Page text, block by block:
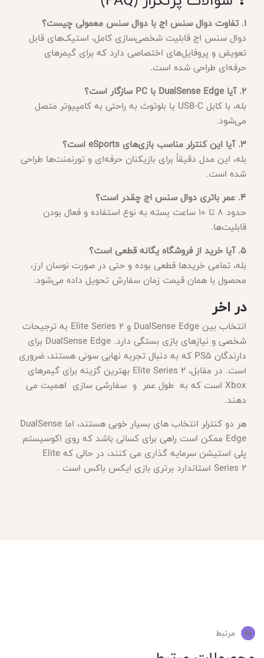
1. تفاوت دوال سنس اج با دوال سنس معمولی چیست؟
دوال سنس اج قابلیت شخصی‌سازی کامل، استیک‌های قابل
تعویض و پروفایل‌های اختصاصی دارد که برای گیمرهای
حرفه‌ای طراحی شده است.
2. آیا DualSense Edge با PC سازگار است؟
بله، با کابل USB-C یا بلوتوث به راحتی به کامپیوتر متصل
می‌شود.
3. آیا این کنترلر مناسب بازی‌های eSports است؟
بله، این مدل دقیقاً برای بازیکنان حرفه‌ای و تورنمنت‌ها طراحی
شده است.
4. عمر باتری دوال سنس اج چقدر است؟
حدود ۸ تا ۱۰ ساعت بسته به نوع استفاده و فعال بودن
قابلیت‌ها.
5. آیا خرید از فروشگاه یگانه قطعی است؟
بله، تمامی خریدها قطعی بوده و حتی در صورت نوسان ارز،
محصول با همان قیمت زمان سفارش تحویل داده می‌شود.
در اخر
انتخاب بین
DualSense Edge و Elite Series 2 به ترجیحات
شخصی و نیازهای بازی بستگی دارد. DualSense Edge برای
دارندگان PS5 که به دنبال تجربه نهایی سونی هستند، ضروری
است. در مقابل، Elite Series 2 بهترین گزینه برای گیمرهای
Xbox است که به طول عمر و سفارشی سازی اهمیت می
دهند.
هر دو کنترلر انتخاب های بسیار خوبی هستند، اما DualSense
Edge ممکن است راهی برای کسانی باشد که روی اکوسیستم
پلی استیشن سرمایه گذاری می کنند، در حالی که Elite
Series 2 استاندارد برتری بازی ایکس باکس است .
مرتبط